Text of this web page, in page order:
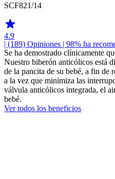
SCF821/14
4.9
| (189) Opiniones | 98% ha
Se ha demostrado clínicamente
Nuestro biberón anticólicos está
de la pancita de su bebé, a fin de
a la vez que minimiza las
válvula anticólicos integrada, el
bebé.
Ver todos los beneficios